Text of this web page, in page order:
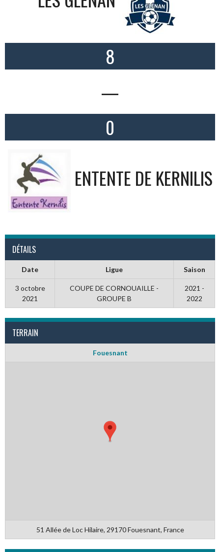
8
—
0
ENTENTE DE KERNILIS
DÉTAILS
Date Ligue Saison
3 octobre
2021
COUPE DE CORNOUAILLE -
GROUPE B
2021 -
2022
TERRAIN
Fouesnant
51 Allée de Loc Hilaire, 29170 Fouesnant, France